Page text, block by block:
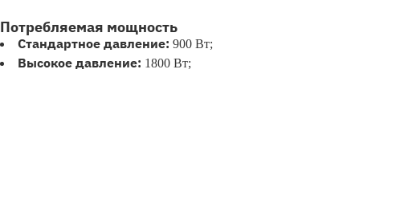
Потребляемая мощность
Стандартное давление: 900 Вт;
Высокое давление: 1800 Вт;